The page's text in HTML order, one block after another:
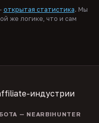
открытая статистика. Мы
же логике, что и сам
индустрии
— NEARBIHUNTER